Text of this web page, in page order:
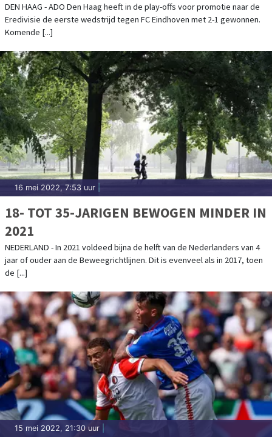
DEN HAAG - ADO Den Haag heeft in de play-offs voor promotie naar de
Eredivisie de eerste wedstrijd tegen FC Eindhoven met 2-1 gewonnen.
Komende [...]
16 mei 2022, 7:53 uur
18- TOT 35-JARIGEN BEWOGEN MINDER IN
2021
NEDERLAND - In 2021 voldeed bijna de helft van de Nederlanders van 4
jaar of ouder aan de Beweegrichtlijnen. Dit is evenveel als in 2017, toen
de [...]
15 mei 2022, 21:30 uur